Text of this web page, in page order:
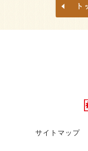
サイトマップ